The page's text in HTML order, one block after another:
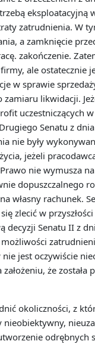
eksploatacyjną
zatrudnienia. W
a zamknięcie
zakończenie.
ale ostatecznie
w sprawie
zamiaru likwidacji.
uczestniczących
Senatu z
nie były
jeżeli
nie wymusza
dopuszczalnego
własny rachunek.
zlecić w
decyzji Senatu II z
jest oczywiście
że została
okoliczności, z
nieobiektywny,
odrębnych